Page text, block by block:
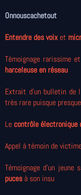
Onnouscachetout
Entendre des voix et
Témoignage rarissime
harceleuse en réseau
Extrait d'un bulletin de
très rare puisque
Le contrôle électronique
Appel à témoin de
Témoignage d'un
puces à son insu